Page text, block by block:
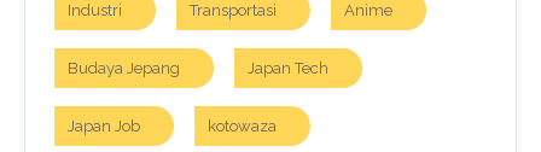
Industri Transportasi Anime
Budaya Jepang Japan Tech
Japan Job kotowaza